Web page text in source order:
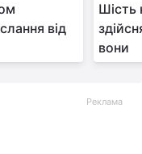
від
Шість
вони
Реклама